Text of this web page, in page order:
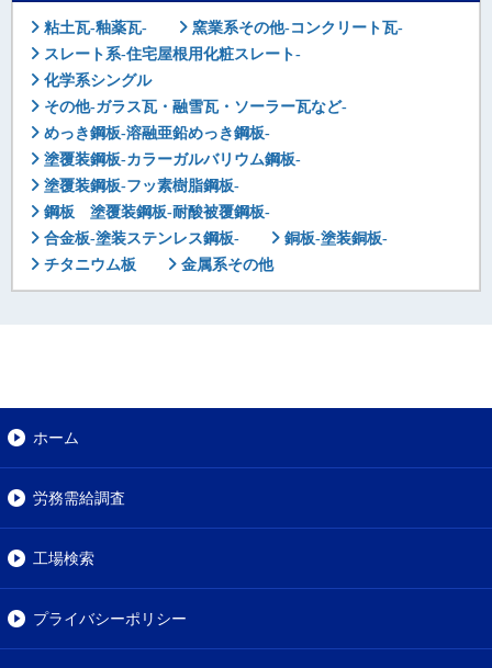
粘土瓦-釉薬瓦-
窯業系その他-コンクリート瓦-
スレート系-住宅屋根用化粧スレート-
化学系シングル
その他-ガラス瓦・融雪瓦・ソーラー瓦など-
めっき鋼板-溶融亜鉛めっき鋼板-
塗覆装鋼板-カラーガルバリウム鋼板-
塗覆装鋼板-フッ素樹脂鋼板-
鋼板 塗覆装鋼板-耐酸被覆鋼板-
合金板-塗装ステンレス鋼板-
銅板-塗装銅板-
チタニウム板
金属系その他
ホーム
労務需給調査
工場検索
プライバシーポリシー